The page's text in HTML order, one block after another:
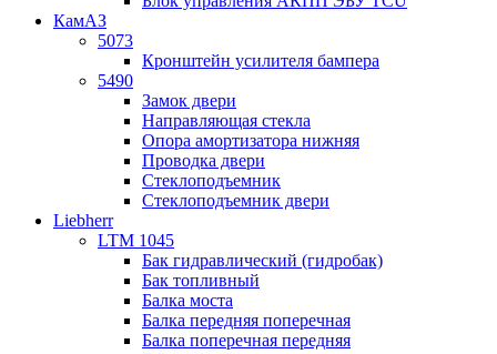
КамАЗ
5073
Кронштейн усилителя бампера
5490
Замок двери
Направляющая стекла
Опора амортизатора нижняя
Проводка двери
Стеклоподъемник
Стеклоподъемник двери
Liebherr
LTM 1045
Бак гидравлический (гидробак)
Бак топливный
Балка моста
Балка передняя поперечная
Балка поперечная передняя